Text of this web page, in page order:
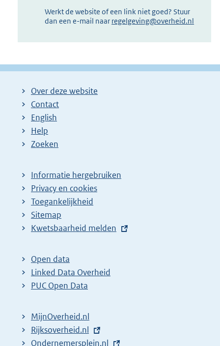
Werkt de website of een link niet goed? Stuur
dan een e-mail naar regelgeving@overheid.nl
Over deze website
Contact
English
Help
Zoeken
Informatie hergebruiken
Privacy en cookies
Toegankelijkheid
Sitemap
E
t
e
r
l
i
Kwetsbaarheid melden
Open data
Linked Data Overheid
PUC Open Data
MijnOverheid.nl
E
x
Rijksoverheid.nl
E
Ondernemersplein.nl